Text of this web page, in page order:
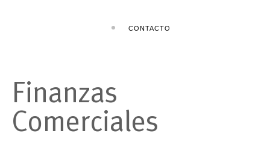
CONTACTO
Finanzas
Comerciales